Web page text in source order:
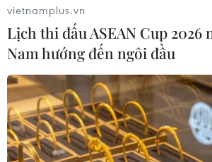
Xét xử phúc thẩm vụ Công
buôn lậu thuốc chữa ung thư
19/10/2017 02:48
vietnamplus.vn
Lịch thi đấu ASEAN Cup 2026
Nam hướng đến ngôi đầu